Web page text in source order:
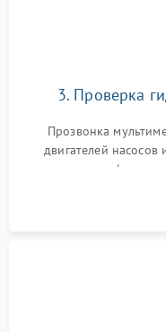
3. Проверка
Прозвонка
двигателей насосов
прессостата
концевика дверцы и